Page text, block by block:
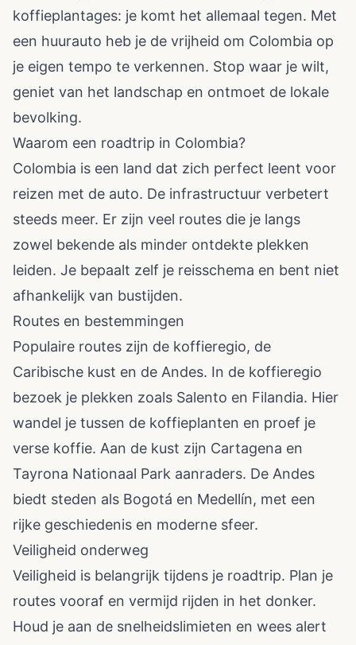
koffieplantages: je komt het allemaal tegen. Met
een huurauto heb je de vrijheid om Colombia op
je eigen tempo te verkennen. Stop waar je wilt,
geniet van het landschap en ontmoet de lokale
bevolking.
Waarom een roadtrip in Colombia?
Colombia is een land dat zich perfect leent voor
reizen met de auto. De infrastructuur verbetert
steeds meer. Er zijn veel routes die je langs
zowel bekende als minder ontdekte plekken
leiden. Je bepaalt zelf je reisschema en bent niet
afhankelijk van bustijden.
Routes en bestemmingen
Populaire routes zijn de koffieregio, de
Caribische kust en de Andes. In de koffieregio
bezoek je plekken zoals Salento en Filandia. Hier
wandel je tussen de koffieplanten en proef je
verse koffie. Aan de kust zijn Cartagena en
Tayrona Nationaal Park aanraders. De Andes
biedt steden als Bogotá en Medellín, met een
rijke geschiedenis en moderne sfeer.
Veiligheid onderweg
Veiligheid is belangrijk tijdens je roadtrip. Plan je
routes vooraf en vermijd rijden in het donker.
Houd je aan de snelheidslimieten en wees alert